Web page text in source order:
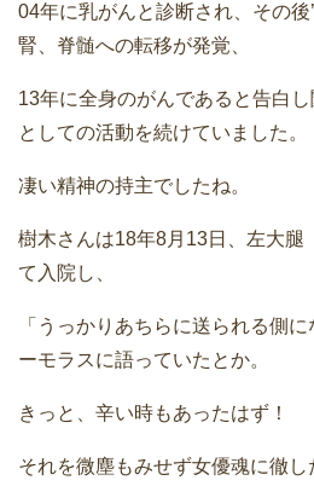
04年に乳がんと診断され、その後
腎、脊髄への転移が発覚、
13年に全身のがんであると告白
としての活動を続けていました。
凄い精神の持主でしたね。
樹木さんは18年8月13日、左大腿
て入院し、
「うっかりあちらに送られる側
ーモラスに語っていたとか。
きっと、辛い時もあったはず！
それを微塵もみせず女優魂に徹